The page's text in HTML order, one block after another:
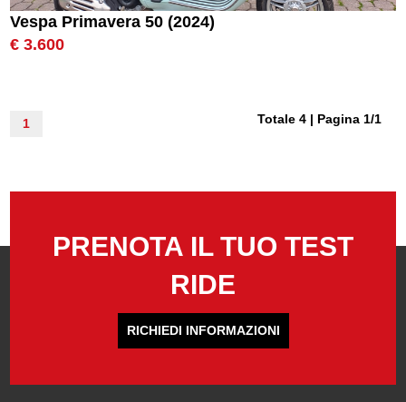
Vespa Primavera 50 (2024)
€ 3.600
Totale 4 | Pagina 1/1
1
PRENOTA IL TUO TEST
RIDE
RICHIEDI INFORMAZIONI